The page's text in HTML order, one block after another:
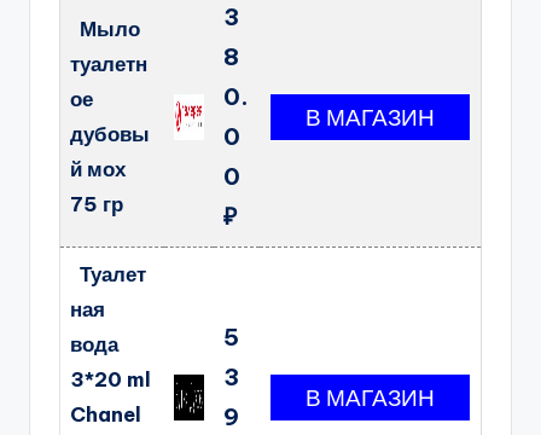
Мыло
туалетн
ое
дубовы
й мох
75 гр
3
8
0.
0
0
₽
Туалет
ная
вода
3*20 ml
Chanel
5
3
9